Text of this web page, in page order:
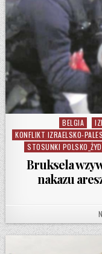
Posted in
BELGIA
KONFLIKT IZRAELSKO-
STOSUNKI
Bruksela
nakazu